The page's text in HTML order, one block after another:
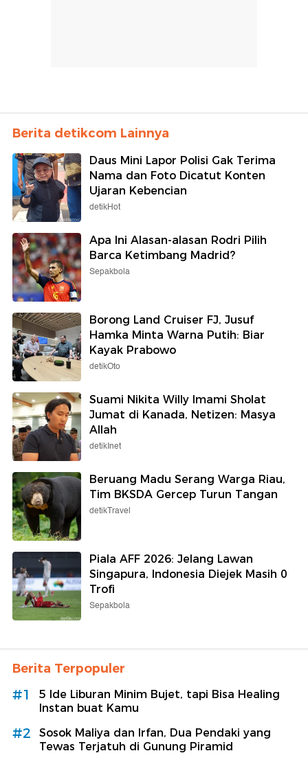
Berita detikcom Lainnya
Daus Mini Lapor Polisi Gak Terima
Nama dan Foto Dicatut Konten
Ujaran Kebencian
detikHot
Apa Ini Alasan-alasan Rodri Pilih
Barca Ketimbang Madrid?
Sepakbola
Borong Land Cruiser FJ, Jusuf
Hamka Minta Warna Putih: Biar
Kayak Prabowo
detikOto
Suami Nikita Willy Imami Sholat
Jumat di Kanada, Netizen: Masya
Allah
detikInet
Beruang Madu Serang Warga Riau,
Tim BKSDA Gercep Turun Tangan
detikTravel
Piala AFF 2026: Jelang Lawan
Singapura, Indonesia Diejek Masih 0
Trofi
Sepakbola
Berita Terpopuler
#1
5 Ide Liburan Minim Bujet, tapi Bisa Healing
Instan buat Kamu
#2
Sosok Maliya dan Irfan, Dua Pendaki yang
Tewas Terjatuh di Gunung Piramid